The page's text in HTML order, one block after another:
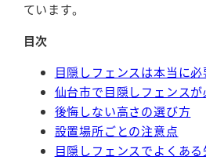
ています。
目次
目隠しフェンスは本当に必
仙台市で目隠しフェンス
後悔しない高さの選び方
設置場所ごとの注意点
目隠しフェンスでよくある